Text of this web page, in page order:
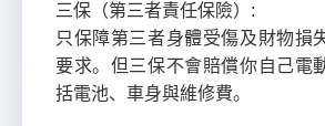
三保（第三者責任保險）:
只保障第三者身體受傷及財物損
要求。但三保不會賠償你自己電
括電池、車身與維修費。